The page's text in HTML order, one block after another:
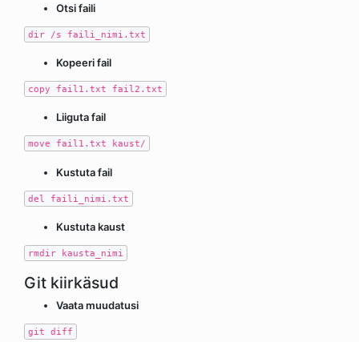
Otsi faili
dir /s faili_nimi.txt
Kopeeri fail
copy fail1.txt fail2.txt
Liiguta fail
move fail1.txt kaust/
Kustuta fail
del faili_nimi.txt
Kustuta kaust
rmdir kausta_nimi
Git kiirkäsud
Vaata muudatusi
git diff